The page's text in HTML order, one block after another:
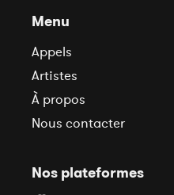
Menu
Appels
Artistes
À propos
Nous contacter
Nos plateformes